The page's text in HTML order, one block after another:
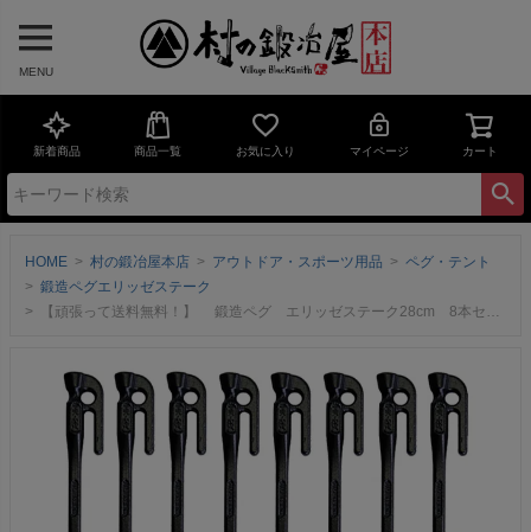
MENU
新着商品 商品一覧 お気に入り マイページ カート
HOME 村の鍛冶屋本店 アウトドア・スポーツ用品
ペグ・テント
鍛造ペグエリッゼステーク
【頑張って送料無料！】 鍛造ペグ エリッゼステーク28cm 8本セット MK-280K×8本 カチオン電着塗装 ブラック 黒 フォージドステークス インナーテントやレジャーシートの固定に便利！ デザインコンペでIDS賞受賞 エリステ